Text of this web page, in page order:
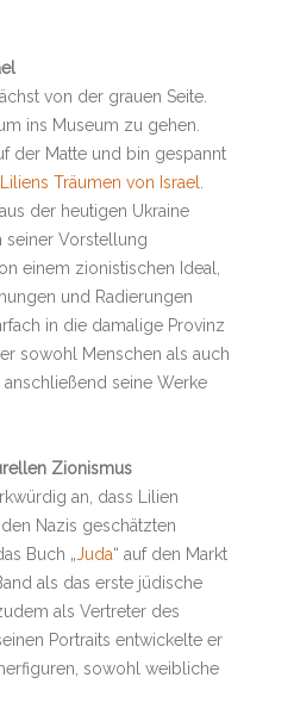
von der grauen Seite.
ins Museum zu gehen.
der Matte und bin gespannt
Träumen von Israel
der heutigen Ukraine
seiner Vorstellung
einem zionistischen Ideal,
und Radierungen
in die damalige Provinz
sowohl Menschen als auch
seine Werke
Zionismus
an, dass Lilien
Nazis geschätzten
Buch „Juda“ auf den Markt
als das erste jüdische
als Vertreter des
Portraits entwickelte er
sowohl weibliche